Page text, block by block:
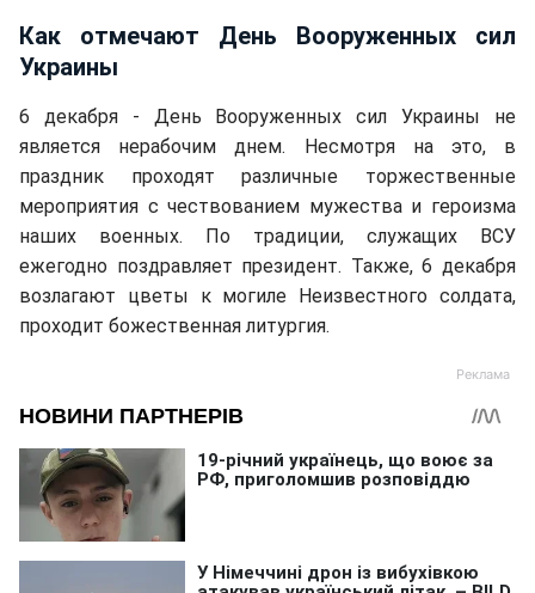
Как отмечают День Вооруженных сил
Украины
6 декабря - День Вооруженных сил Украины не
является нерабочим днем. Несмотря на это, в
праздник проходят различные торжественные
мероприятия с чествованием мужества и героизма
наших военных. По традиции, служащих ВСУ
ежегодно поздравляет президент. Также, 6 декабря
возлагают цветы к могиле Неизвестного солдата,
проходит божественная литургия.